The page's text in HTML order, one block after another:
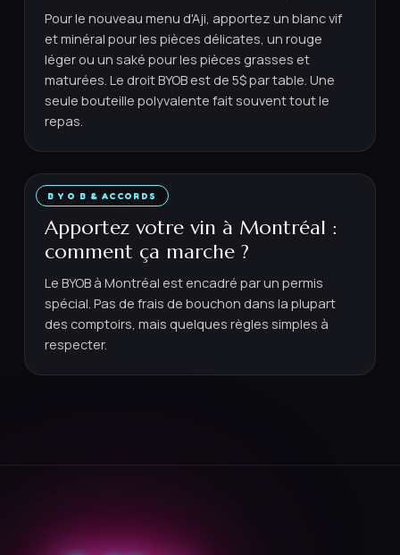
Pour le nouveau menu d'Aji, apportez un blanc vif
et minéral pour les pièces délicates, un rouge
léger ou un saké pour les pièces grasses et
maturées. Le droit BYOB est de 5$ par table. Une
seule bouteille polyvalente fait souvent tout le
repas.
B Y O B & ACCORDS
11 MAI 2026 · 5 MIN
Apportez votre vin à Montréal :
comment ça marche ?
Le BYOB à Montréal est encadré par un permis
spécial. Pas de frais de bouchon dans la plupart
des comptoirs, mais quelques règles simples à
respecter.